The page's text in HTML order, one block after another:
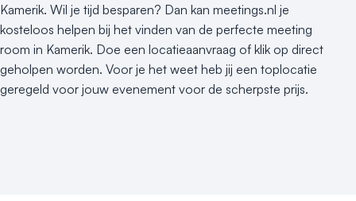
Kamerik. Wil je tijd besparen? Dan kan meetings.nl je
kosteloos helpen bij het vinden van de perfecte meeting
room in Kamerik. Doe een locatieaanvraag of klik op direct
geholpen worden. Voor je het weet heb jij een toplocatie
geregeld voor jouw evenement voor de scherpste prijs.